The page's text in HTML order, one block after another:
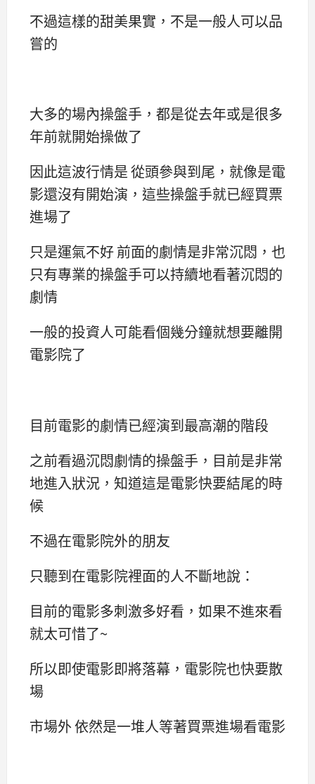
不過這樣的甜美果實，不是一般人可以品
嘗的
大多的場內操盤手，都是從去年或是很多
年前就開始操做了
因此這波行情是 從頭參與到尾，就像是電
影還沒有開始演，這些操盤手就已經買票
進場了
只是運氣不好 前面的劇情是非常沉悶，也
只有專業的操盤手可以持續地看著沉悶的
劇情
一般的投資人可能看個幾分鐘就想要離開
電影院了
目前電影的劇情已經演到最高潮的階段
之前看過沉悶劇情的操盤手，目前是非常
地進入狀況，知道這是電影快要結尾的時
候
不過在電影院外的朋友
只聽到在電影院裡面的人不斷地說：
目前的電影多刺激多好看，如果不進來看
就太可惜了~
所以即使電影即將落幕，電影院也快要散
場
市場外 依然是一堆人等著買票進場看電影